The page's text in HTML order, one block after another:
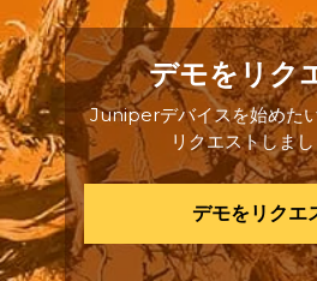
デモをリク
Juniperデバイスを始めた
リクエストしま
デモをリクエ